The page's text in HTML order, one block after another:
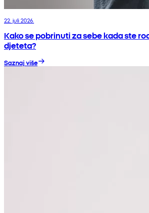
22. juli 2026.
Kako se pobrinuti za sebe kada ste
djeteta?
Saznaj više